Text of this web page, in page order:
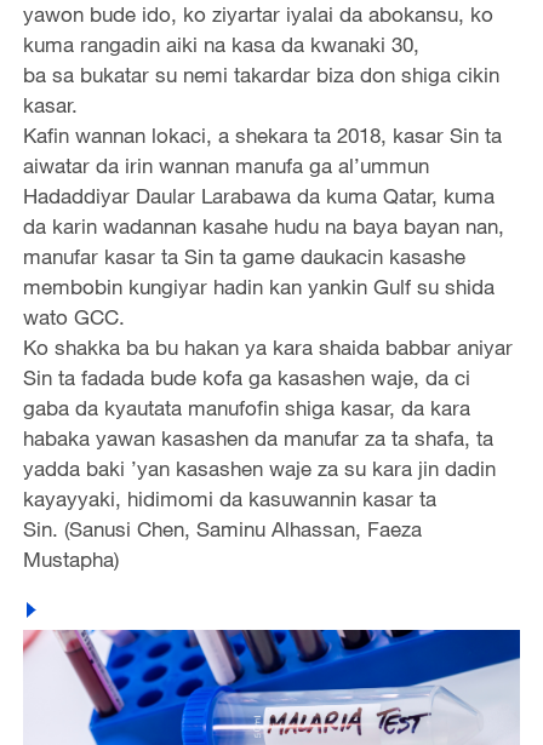
yawon bude ido, ko ziyartar iyalai da abokansu, ko
kuma rangadin aiki na kasa da kwanaki 30,
ba sa bukatar su nemi takardar biza don shiga cikin
kasar.
Kafin wannan lokaci, a shekara ta 2018, kasar Sin ta
aiwatar da irin wannan manufa ga al’ummun
Hadaddiyar Daular Larabawa da kuma Qatar, kuma
da karin wadannan kasahe hudu na baya bayan nan,
manufar kasar ta Sin ta game daukacin kasashe
membobin kungiyar hadin kan yankin Gulf su shida
wato GCC.
Ko shakka ba bu hakan ya kara shaida babbar aniyar
Sin ta fadada bude kofa ga kasashen waje, da ci
gaba da kyautata manufofin shiga kasar, da kara
habaka yawan kasashen da manufar za ta shafa, ta
yadda baki ’yan kasashen waje za su kara jin dadin
kayayyaki, hidimomi da kasuwannin kasar ta
Sin. (Sanusi Chen, Saminu Alhassan, Faeza
Mustapha)